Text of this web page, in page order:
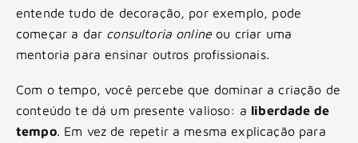
entende tudo de decoração, por exemplo, pode
começar a dar consultoria online ou criar uma
mentoria para ensinar outros profissionais.
Com o tempo, você percebe que dominar a criação de
conteúdo te dá um presente valioso: a liberdade de
tempo. Em vez de repetir a mesma explicação para